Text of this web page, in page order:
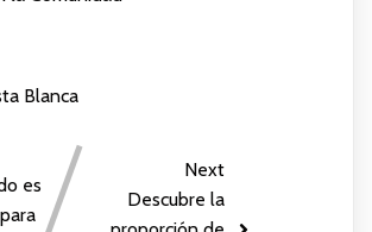
Blanca
es
Next
Descubre la